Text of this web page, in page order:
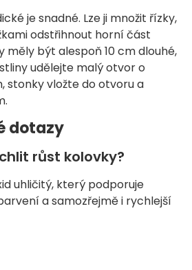
je snadné. Lze ji množit řízky,
odstřihnout horní část
měly být alespoň 10 cm dlouhé,
udělejte malý otvor o
stonky vložte do otvoru a
dotazy
růst kolovky?
uhličitý, který podporuje
a samozřejmě i rychlejší